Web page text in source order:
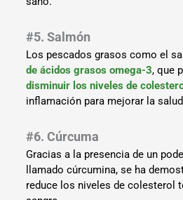
#5. Salmón
Los pescados grasos como el
de ácidos grasos omega-3, que
disminuir los niveles de
inflamación para mejorar la
#6. Cúrcuma
Gracias a la presencia de un
llamado cúrcumina, se ha
reduce los niveles de colesterol